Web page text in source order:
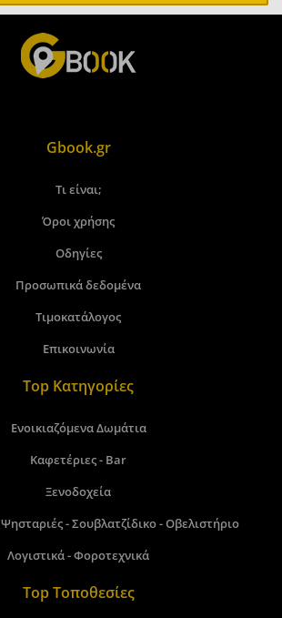
Gbook.gr
Τι είναι;
Όροι χρήσης
Οδηγίες
Προσωπικά δεδομένα
Τιμοκατάλογος
Επικοινωνία
Top Κατηγορίες
Ενοικιαζόμενα Δωμάτια
Καφετέριες - Bar
Ξενοδοχεία
- Σουβλατζίδικο - Οβελιστήριο
Λογιστικά - Φοροτεχνικά
Top Τοποθεσίες